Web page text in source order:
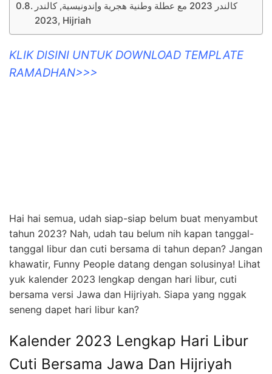
كالندر 2023 مع عطلة وطنية هجرية وإندونيسية, كالندر
2023, Hijriah
KLIK DISINI UNTUK DOWNLOAD TEMPLATE
RAMADHAN>>>
Hai hai semua, udah siap-siap belum buat menyambut
tahun 2023? Nah, udah tau belum nih kapan tanggal-
tanggal libur dan cuti bersama di tahun depan? Jangan
khawatir, Funny People datang dengan solusinya! Lihat
yuk kalender 2023 lengkap dengan hari libur, cuti
bersama versi Jawa dan Hijriyah. Siapa yang nggak
seneng dapet hari libur kan?
Kalender 2023 Lengkap Hari Libur
Cuti Bersama Jawa Dan Hijriyah